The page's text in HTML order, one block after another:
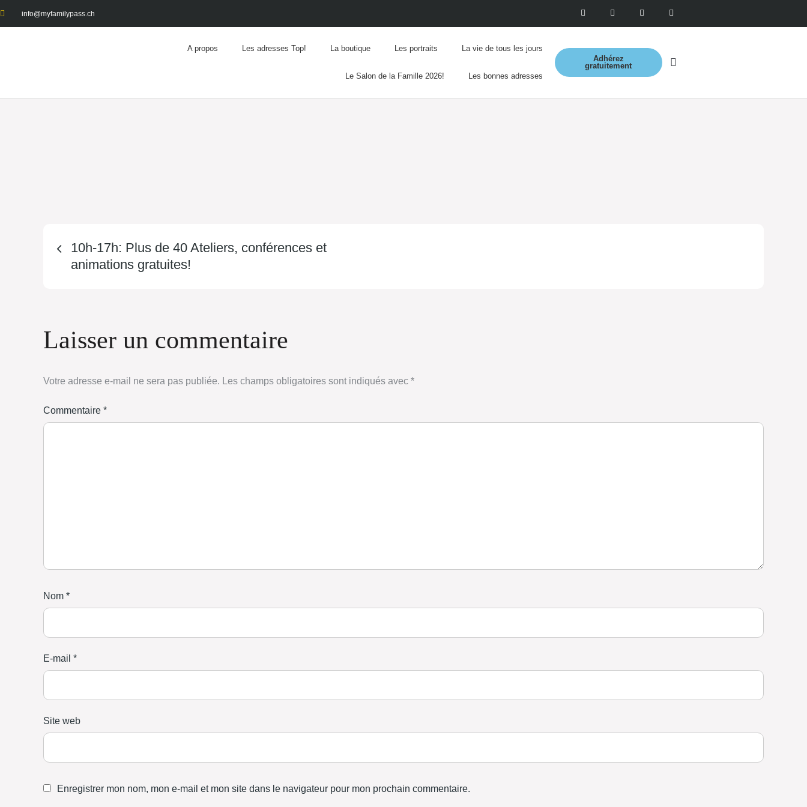
info@myfamilypass.ch
A propos Les adresses Top! La boutique Les portraits La vie de tous les jours
Le Salon de la Famille 2026! Les bonnes adresses
Adhérez
gratuitement
10h-17h: Plus de 40 Ateliers, conférences et
animations gratuites!
Laisser un commentaire
Votre adresse e-mail ne sera pas publiée. Les champs obligatoires sont indiqués avec *
Commentaire *
Nom *
E-mail *
Site web
Enregistrer mon nom, mon e-mail et mon site dans le navigateur pour mon prochain commentaire.